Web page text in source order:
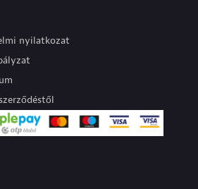
nyilatkozat